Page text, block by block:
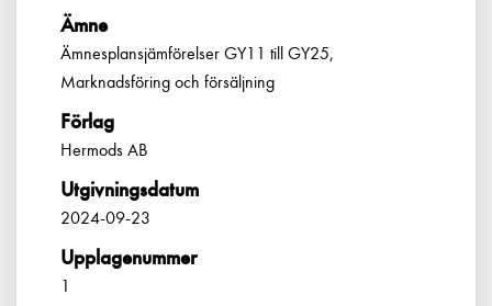
Ämne
Ämnesplansjämförelser GY11 till GY25,
Marknadsföring och försäljning
Förlag
Hermods AB
Utgivningsdatum
2024-09-23
Upplagenummer
1